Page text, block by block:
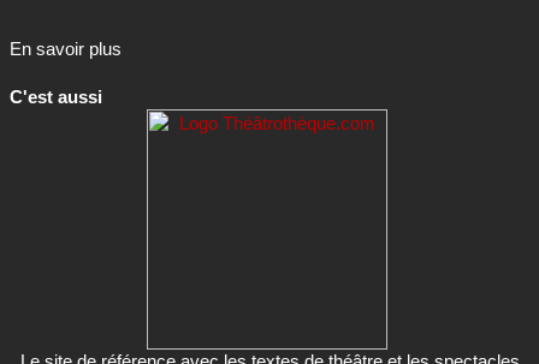
En savoir plus
C'est aussi